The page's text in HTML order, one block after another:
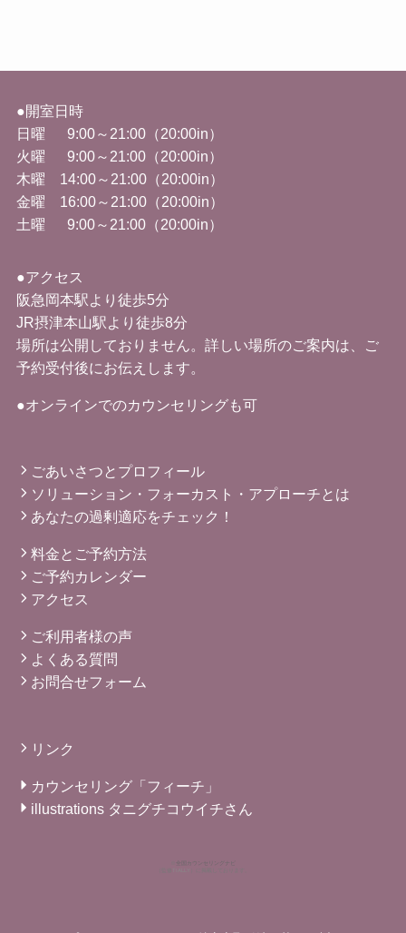
●開室日時
日曜 9:00～21:00（20:00in）
火曜 9:00～ 21:00（20:00in）
木曜 14:00～ 21:00（20:00in）
金曜 16:00～ 21:00（20:00in）
土曜 9:00～ 21:00（20:00in）
●アクセス
阪急岡本駅より徒歩5分
JR摂津本山駅より徒歩8分
場所は公開しておりません。詳しい場所のご案内は、ご
予約受付後にお伝えします。
●オンラインでのカウンセリングも可
ごあいさつとプロフィール
ソリューション・フォーカスト・アプローチとは
あなたの過剰適応をチェック！
料金とご予約方法
ご予約カレンダー
アクセス
ご利用者様の声
よくある質問
お問合せフォーム
リンク
カウンセリング「フィーチ」
illustrations タニグチコウイチさん